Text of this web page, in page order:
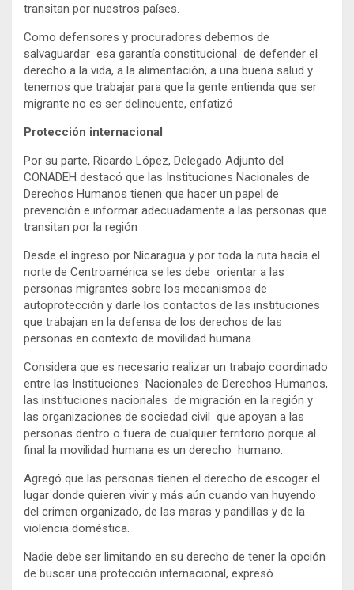
transitan por nuestros países.
Como defensores y procuradores debemos de
salvaguardar esa garantía constitucional de defender el
derecho a la vida, a la alimentación, a una buena salud y
tenemos que trabajar para que la gente entienda que ser
migrante no es ser delincuente, enfatizó
Protección internacional
Por su parte, Ricardo López, Delegado Adjunto del
CONADEH destacó que las Instituciones Nacionales de
Derechos Humanos tienen que hacer un papel de
prevención e informar adecuadamente a las personas que
transitan por la región
Desde el ingreso por Nicaragua y por toda la ruta hacia el
norte de Centroamérica se les debe orientar a las
personas migrantes sobre los mecanismos de
autoprotección y darle los contactos de las instituciones
que trabajan en la defensa de los derechos de las
personas en contexto de movilidad humana.
Considera que es necesario realizar un trabajo coordinado
entre las Instituciones Nacionales de Derechos Humanos,
las instituciones nacionales de migración en la región y
las organizaciones de sociedad civil que apoyan a las
personas dentro o fuera de cualquier territorio porque al
final la movilidad humana es un derecho humano.
Agregó que las personas tienen el derecho de escoger el
lugar donde quieren vivir y más aún cuando van huyendo
del crimen organizado, de las maras y pandillas y de la
violencia doméstica.
Nadie debe ser limitando en su derecho de tener la opción
de buscar una protección internacional, expresó